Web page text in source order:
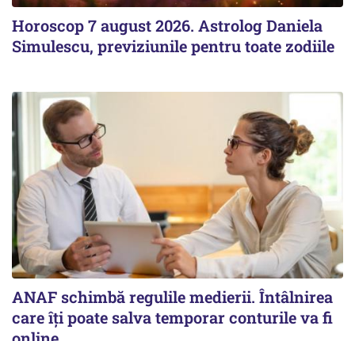
Horoscop 7 august 2026. Astrolog Daniela
Simulescu, previziunile pentru toate zodiile
ANAF schimbă regulile medierii. Întâlnirea
care îți poate salva temporar conturile va fi